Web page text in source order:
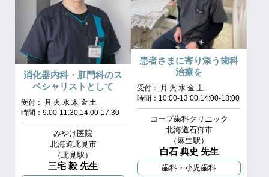
消化器内科・肛門科のス
ペシャリストとして
受付： 月 火 水 木 金 土
時間：9:00-11:30,14:00-17:30
みやけ医院
北海道北見市
（北見駅）
三宅 毅 先生
患者さまに寄り添う歯科
治療を
受付： 月 火 水 金 土
時間：10:00-13:00,14:00-18:00
コープ歯科クリニック
北海道石狩市
（麻生駅）
白石 典史 先生
歯科・小児歯科